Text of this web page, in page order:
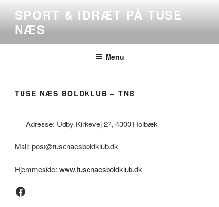
indhold
SPORT & IDRÆT PÅ TUSE
NÆS
Menu
TUSE NÆS BOLDKLUB – TNB
Adresse: Udby Kirkevej 27, 4300 Holbæk
Mail: post@tusenaesboldklub.dk
Hjemmeside: www.tusenaesboldklub.dk
Facebook